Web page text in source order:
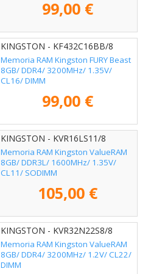
99,00 €
KINGSTON - KF432C16BB/8
Memoria RAM Kingston FURY Beast
8GB/ DDR4/ 3200MHz/ 1.35V/
CL16/ DIMM
99,00 €
KINGSTON - KVR16LS11/8
Memoria RAM Kingston ValueRAM
8GB/ DDR3L/ 1600MHz/ 1.35V/
CL11/ SODIMM
105,00 €
KINGSTON - KVR32N22S8/8
Memoria RAM Kingston ValueRAM
8GB/ DDR4/ 3200MHz/ 1.2V/ CL22/
DIMM